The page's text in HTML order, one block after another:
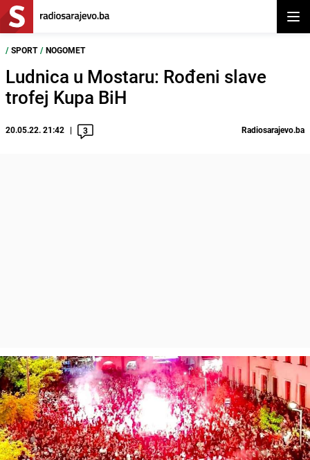
/ SPORT / NOGOMET
Ludnica u Mostaru: Rođeni slave
trofej Kupa BiH
20.05.22. 21:42 3 Radiosarajevo.ba